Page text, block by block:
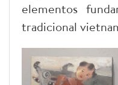
elementos
tradicional